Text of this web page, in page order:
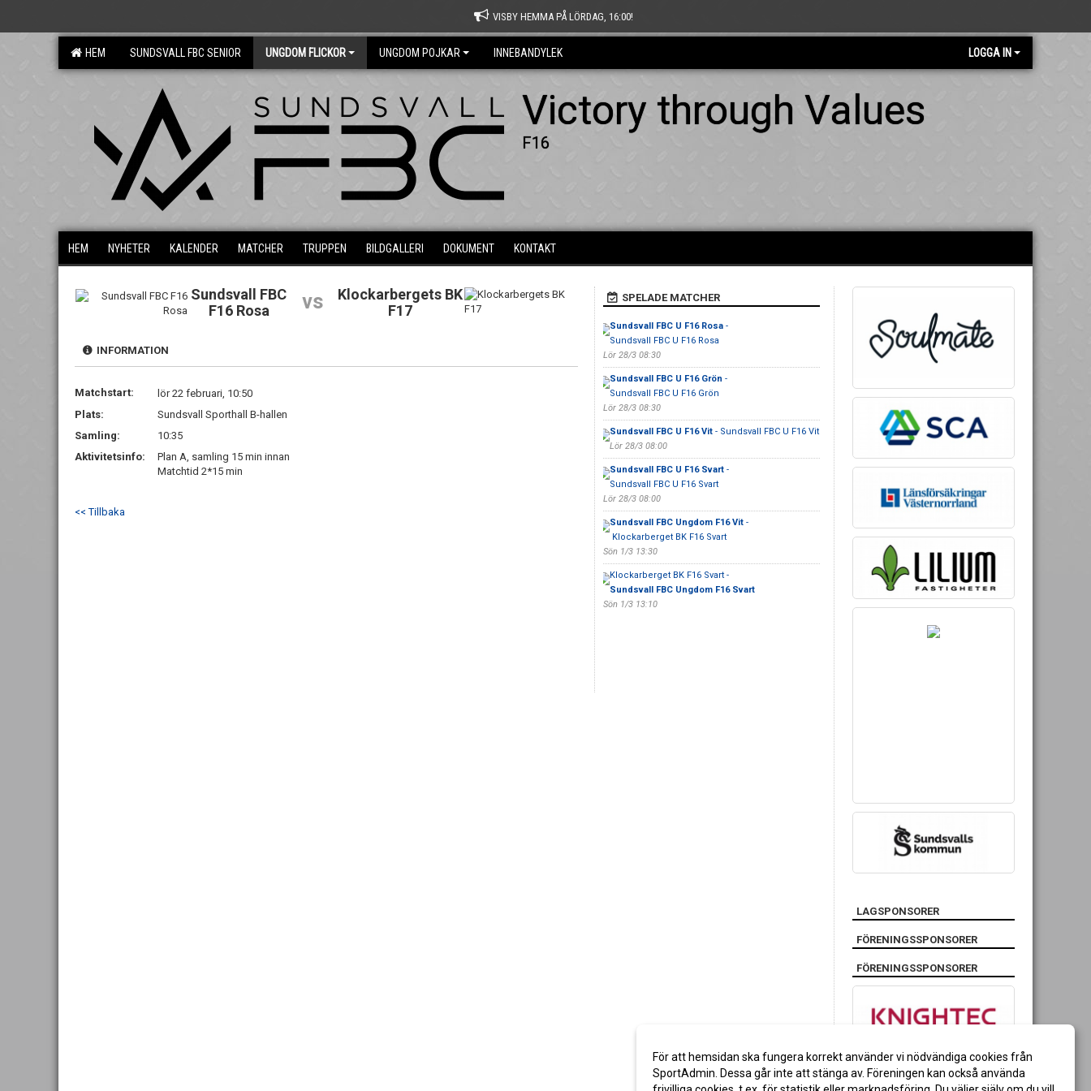
VISBY HEMMA PÅ LÖRDAG, 16:00!
HEM SUNDSVALL FBC SENIOR UNGDOM FLICKOR UNGDOM POJKAR INNEBANDYLEK LOGGA IN
Victory through Values
F16
HEM NYHETER KALENDER MATCHER TRUPPEN BILDGALLERI DOKUMENT KONTAKT
Sundsvall FBC
F16 Rosa
vs
Klockarbergets BK
F17
INFORMATION
Matchstart:
lör 22 februari, 10:50
Plats:
Sundsvall Sporthall B-hallen
Samling:
10:35
Aktivitetsinfo:
Plan A, samling 15 min innan
Matchtid 2*15 min
<< Tillbaka
SPELADE MATCHER
Sundsvall FBC U F16 Rosa-
Sundsvall FBC U F16 Rosa
Lör 28/3 08:30
Sundsvall FBC U F16 Grön -
Sundsvall FBC U F16 Grön
Lör 28/3 08:30
Sundsvall FBC U F16 Vit- Sundsvall FBC U F16 Vit
Lör 28/3 08:00
Sundsvall FBC U F16 Svart-
Sundsvall FBC U F16 Svart
Lör 28/3 08:00
Sundsvall FBC Ungdom F16 Vit-
Klockarberget BK F16 Svart
Sön 1/3 13:30
Klockarberget BK F16 Svart -
Sundsvall FBC Ungdom F16 Svart
Sön 1/3 13:10
LAGSPONSORER
FÖRENINGSSPONSORER
FÖRENINGSSPONSORER
För att hemsidan ska fungera korrekt använder vi nödvändiga cookies från
SportAdmin. Dessa går inte att stänga av. Föreningen kan också använda